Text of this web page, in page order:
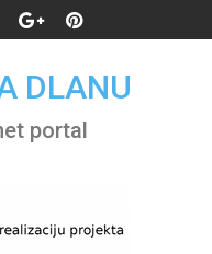
DLANU
portal